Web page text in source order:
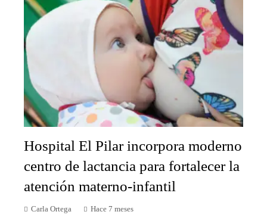
Hospital El Pilar incorpora moderno
centro de lactancia para fortalecer la
atención materno-infantil
Carla Ortega Hace 7 meses